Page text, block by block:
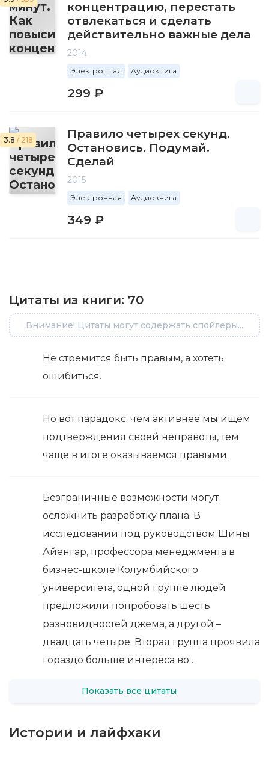
концентрацию, перестать
отвлекаться и сделать
действительно важные дела
2014
Электронная Аудиокнига
299 ₽
3.8 / 218
Правило четырех секунд.
Остановись. Подумай.
Сделай
2015
Электронная Аудиокнига
349 ₽
Цитаты из книги: 70
Внимание! Цитаты могут содержать спойлеры...
Не стремится быть правым, а хотеть
ошибиться.
Но вот парадокс: чем активнее мы ищем
подтверждения своей неправоты, тем
чаще в итоге оказываемся правыми.
Безграничные возможности могут
осложнить разработку плана. В
исследовании под руководством Шины
Айенгар, профессора менеджмента в
бизнес-школе Колумбийского
университета, одной группе людей
предложили попробовать шесть
разновидностей джема, а другой –
двадцать четыре. Вторая группа проявила
гораздо больше интереса во…
Показать все цитаты
Истории и лайфхаки